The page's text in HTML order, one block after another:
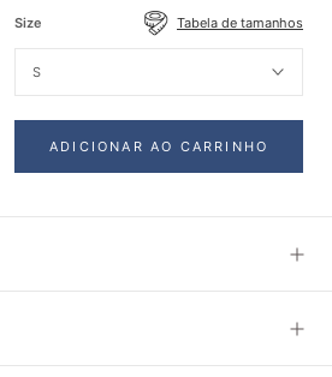
Size Tabela de tamanhos
S
ADICIONAR AO CARRINHO